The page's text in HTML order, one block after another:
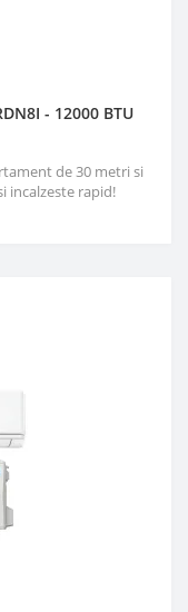
- 12000 BTU
de 30 metri si
incalzeste rapid!